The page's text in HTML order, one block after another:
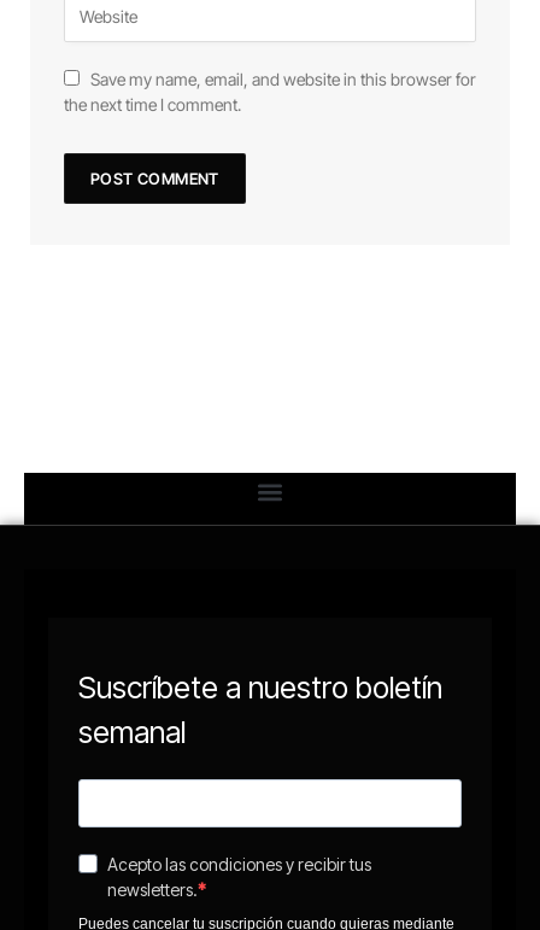
Save my name, email, and website in this browser for
the next time I comment.